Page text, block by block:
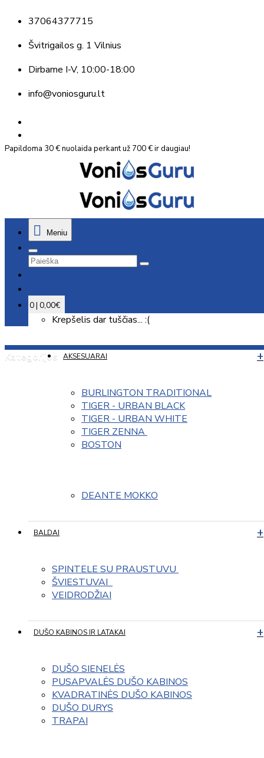
37064377715
Švitrigailos g. 1 Vilnius
Dirbame I-V, 10:00-18:00
info@voniosguru.lt
Papildoma 30 € nuolaida perkant už 700 € ir daugiau!
Meniu
0 | 0,00€
Krepšelis dar tuščias... :(
Kategorijos AKSESUARAI
BURLINGTON TRADITIONAL
TIGER - URBAN BLACK
TIGER - URBAN WHITE
TIGER ZENNA
BOSTON
DEANTE MOKKO
BALDAI
SPINTELE SU PRAUSTUVU
ŠVIESTUVAI
VEIDRODŽIAI
DUŠO KABINOS IR LATAKAI
DUŠO SIENELĖS
PUSAPVALĖS DUŠO KABINOS
KVADRATINĖS DUŠO KABINOS
DUŠO DURYS
TRAPAI